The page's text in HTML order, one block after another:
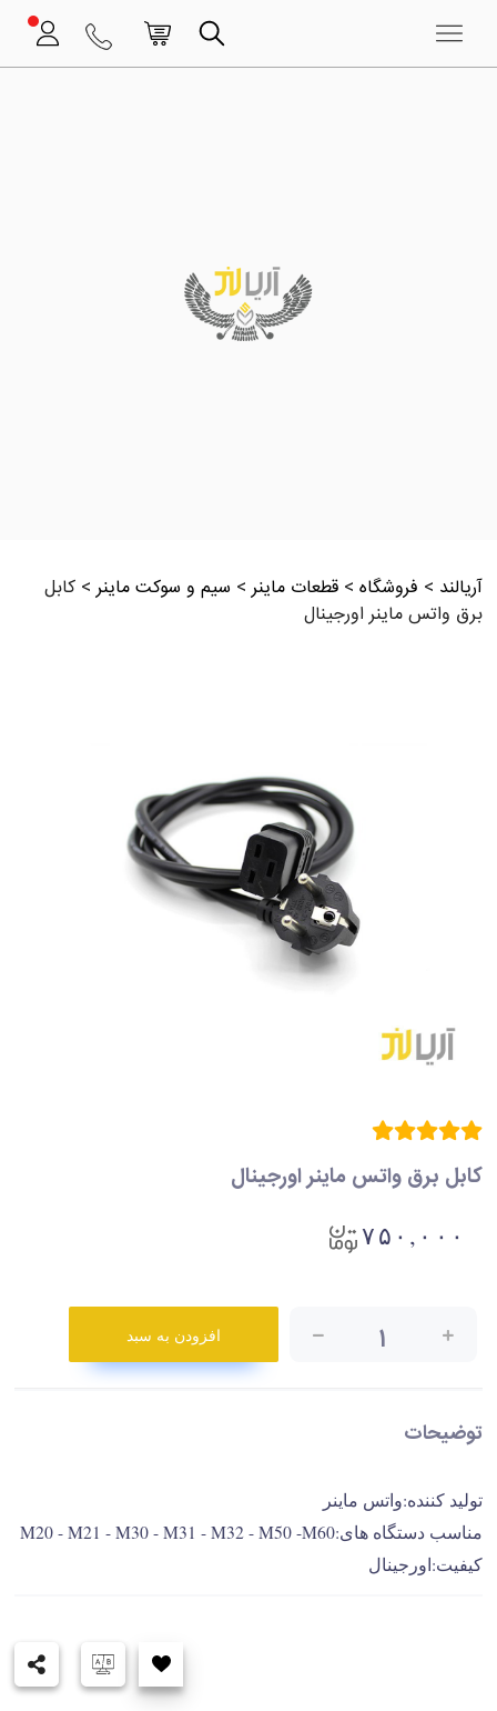
آریالند > فروشگاه >قطعات ماینر> سیم و سوکت ماینر>کابل
برق واتس ماینر اورجینال
کابل برق واتس ماینر اورجینال
۷۵۰,۰۰۰
۱ افزودن به سبد
توضیحات
تولید کننده:واتس ماینر
مناسب دستگاه های:M20 - M21 - M30 - M31 - M32 - M50 -M60
کیفیت:اورجینال